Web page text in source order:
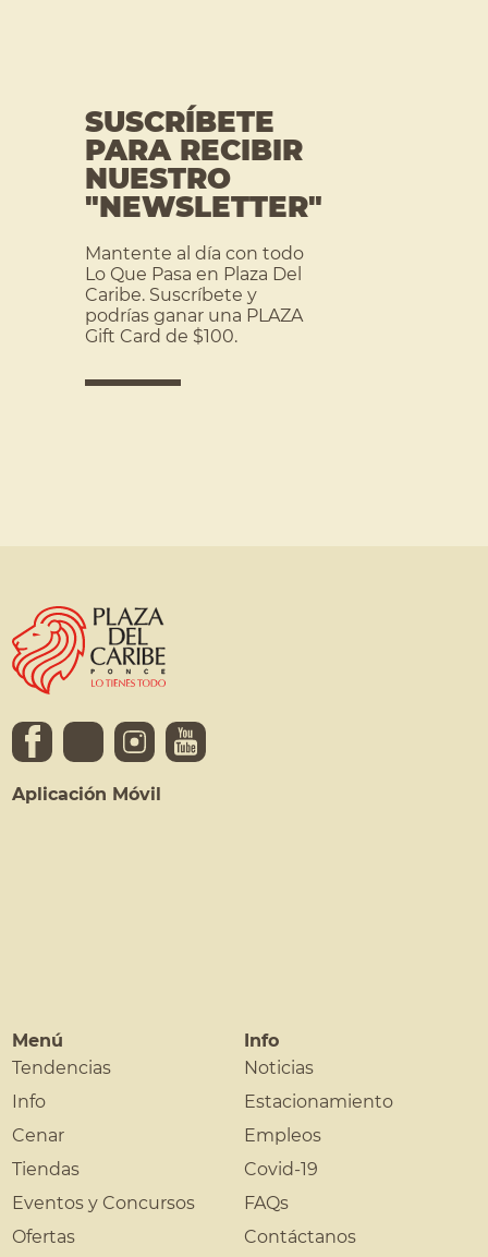
SUSCRÍBETE
PARA RECIBIR
NUESTRO
"NEWSLETTER"
Mantente al día con todo
Lo Que Pasa en Plaza Del
Caribe. Suscríbete y
podrías ganar una PLAZA
Gift Card de $100.
Aplicación Móvil
Menú
Tendencias
Info
Cenar
Tiendas
Eventos y Concursos
Ofertas
Info
Noticias
Estacionamiento
Empleos
Covid-19
FAQs
Contáctanos